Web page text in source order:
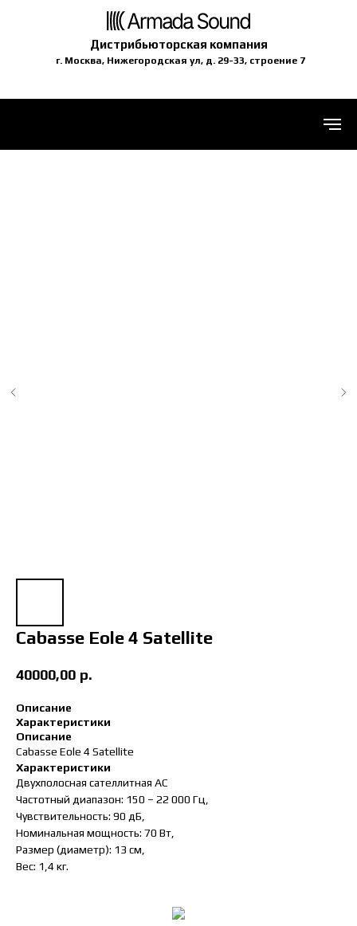
Дистрибьюторская компания
г. Москва, Нижегородская ул, д. 29-33, строение 7
Cabasse Eole 4 Satellite
40000,00 р.
Описание
Характеристики
Описание
Cabasse Eole 4 Satellite
Характеристики
Двухполосная сателлитная АС
Частотный диапазон: 150 – 22 000 Гц,
Чувствительность: 90 дБ,
Номинальная мощность: 70 Вт,
Размер (диаметр): 13 см,
Вес: 1,4 кг.